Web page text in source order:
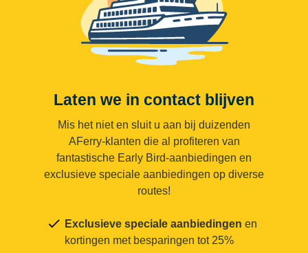
Laten we in contact blijven
Mis het niet en sluit u aan bij duizenden
AFerry-klanten die al profiteren van
fantastische Early Bird-aanbiedingen en
exclusieve speciale aanbiedingen op diverse
routes!
Exclusieve speciale aanbiedingen en
kortingen met besparingen tot 25%